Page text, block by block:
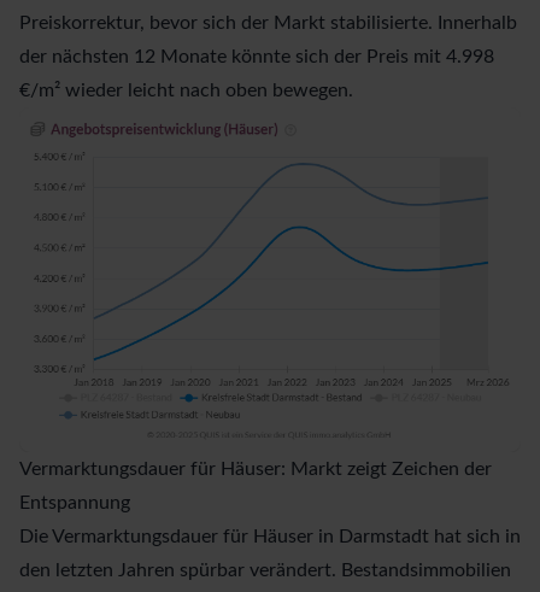
Preiskorrektur, bevor sich der Markt stabilisierte. Innerhalb
der nächsten 12 Monate könnte sich der Preis mit 4.998
€/m² wieder leicht nach oben bewegen.
Vermarktungsdauer für Häuser: Markt zeigt Zeichen der
Entspannung
Die Vermarktungsdauer für Häuser in Darmstadt hat sich in
den letzten Jahren spürbar verändert. Bestandsimmobilien